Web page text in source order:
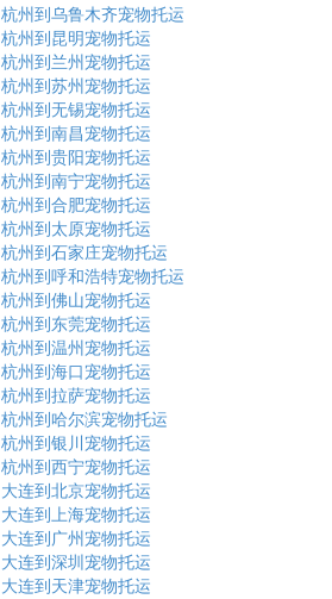
杭州到乌鲁木齐宠物托运
杭州到昆明宠物托运
杭州到兰州宠物托运
杭州到苏州宠物托运
杭州到无锡宠物托运
杭州到南昌宠物托运
杭州到贵阳宠物托运
杭州到南宁宠物托运
杭州到合肥宠物托运
杭州到太原宠物托运
杭州到石家庄宠物托运
杭州到呼和浩特宠物托运
杭州到佛山宠物托运
杭州到东莞宠物托运
杭州到温州宠物托运
杭州到海口宠物托运
杭州到拉萨宠物托运
杭州到哈尔滨宠物托运
杭州到银川宠物托运
杭州到西宁宠物托运
大连到北京宠物托运
大连到上海宠物托运
大连到广州宠物托运
大连到深圳宠物托运
大连到天津宠物托运